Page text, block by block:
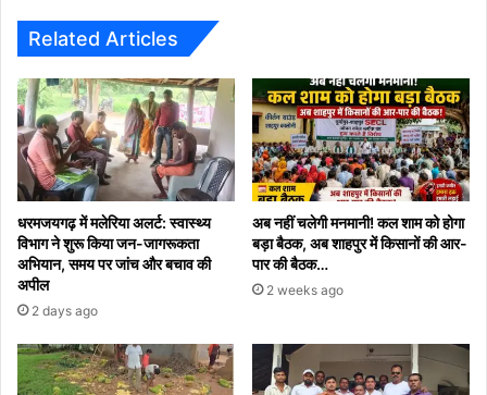
Related Articles
धरमजयगढ़ में मलेरिया अलर्ट: स्वास्थ्य
विभाग ने शुरू किया जन-जागरूकता
अभियान, समय पर जांच और बचाव की
अपील
2 days ago
अब नहीं चलेगी मनमानी! कल शाम को होगा
बड़ा बैठक, अब शाहपुर में किसानों की आर-
पार की बैठक…
2 weeks ago